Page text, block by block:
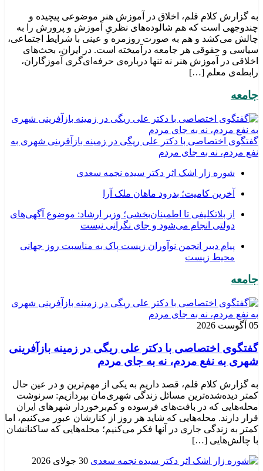
به گزارش کلام قلم، اخلاق در آموزش هنر موضوعی پیچیده و
چندوجهی است که هم شالوده‌های نظریِ آموزش و پرورش را به
چالش می‌کشد و هم به صورت روزمره و عینی با شرایط اجتماعی،
سیاسی و حقوقی هر جامعه درآمیخته است‌. در ایران، بحث‌های
اخلاقی در آموزش هنر نه تنها درباره‌ی حرفه‌ای‌گری آموزگاران،
رابطه‌ی معلم […]
جامعه
گفتگوی اختصاصی با دکتر علی ریگی در زمینه بازآفرینی شهری به
نفع مردم، نه به جای مردم
شوره زار اشک اثر دکتر سیده نجمه سعدی
​آخرین کامیت؛ بدرود ماهان ملک آرا
از بلاتکلیفی تا اطمینان‌بخشی؛ وزیر ارشاد: موضوع آگهی‌های
دولتی انجام می‌شود و جای نگرانی نیست
پیام دبیر انجمن نوآوران زیست پاک به مناسبت روز جهانی
محیط زیست
جامعه
05 آگوست 2026
گفتگوی اختصاصی با دکتر علی ریگی در زمینه بازآفرینی
شهری به نفع مردم، نه به جای مردم
به گزارش کلام قلم، قصد داریم به یکی از مهم‌ترین و در عین حال
کمتر دیده‌شده‌ترین مسائل زندگی شهری‌مان بپردازیم: سرنوشت
محله‌هایی که در بافت‌های فرسوده و کم‌برخوردار شهرهای ایران
قرار دارند. محله‌هایی که شاید هر روز از کنارشان عبور می‌کنیم، اما
کمتر به زندگی جاری در آنها فکر می‌کنیم؛ محله‌هایی که ساکنانشان
با چالش‌هایی […]
30 جولای 2026